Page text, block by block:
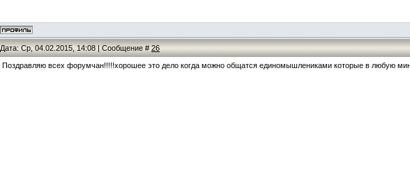
Дата: Ср, 04.02.2015, 14:08 | Сообщение # 26
Поздравляю всех форумчан!!!!!хорошее это дело когда можно общатся единомышлениками которые в любую